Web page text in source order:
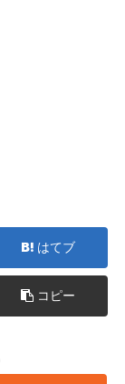
はてブ
コピー